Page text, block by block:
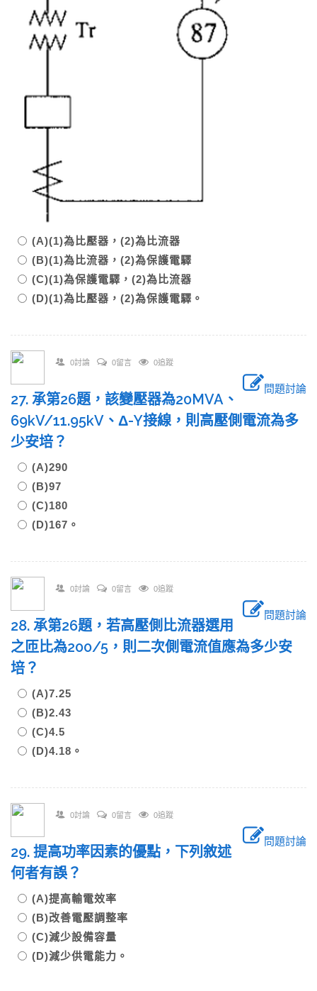
(A)(1)為比壓器，(2)為比流器
(B)(1)為比流器，(2)為保護電驛
(C)(1)為保護電驛，(2)為比流器
(D)(1)為比壓器，(2)為保護電驛。
0討論 0留言 0追蹤
問題討論
27. 承第26題，該變壓器為20MVA、
69kV/11.95kV、Δ-Y接線，則高壓側電流為多
少安培？
(A)290
(B)97
(C)180
(D)167。
0討論 0留言 0追蹤
問題討論
28. 承第26題，若高壓側比流器選用
之匝比為200/5，則二次側電流值應為多少安
培？
(A)7.25
(B)2.43
(C)4.5
(D)4.18。
0討論 0留言 0追蹤
問題討論
29. 提高功率因素的優點，下列敘述
何者有誤？
(A)提高輸電效率
(B)改善電壓調整率
(C)減少設備容量
(D)減少供電能力。